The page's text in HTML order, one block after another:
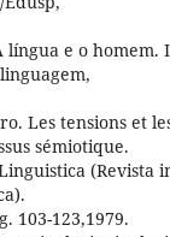
língua e o homem.
Les tensions et
sémiotique.
(Revista
103-123,1979.